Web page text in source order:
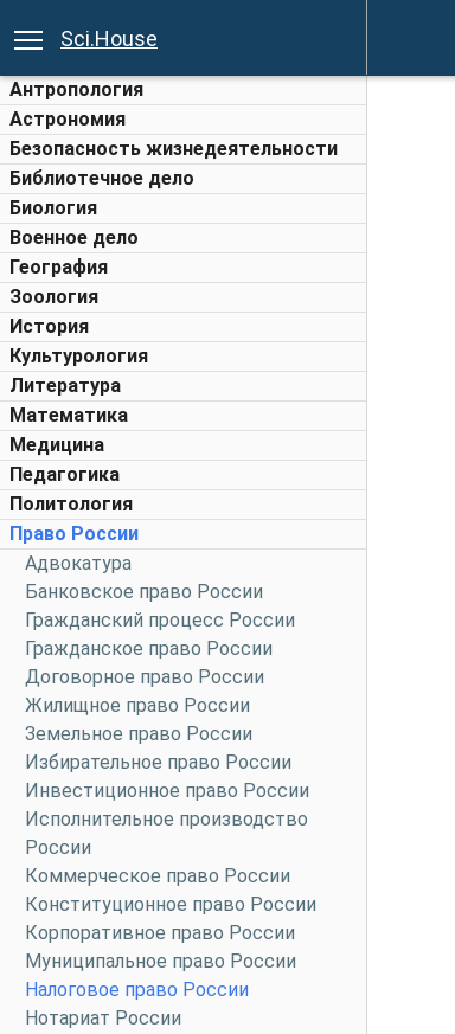
Sci.House
Антропология
Астрономия
Безопасность жизнедеятельности
Библиотечное дело
Биология
Военное дело
География
Зоология
История
Культурология
Литература
Математика
Медицина
Педагогика
Политология
Право России
Адвокатура
Банковское право России
Гражданский процесс России
Гражданское право России
Договорное право России
Жилищное право России
Земельное право России
Избирательное право России
Инвестиционное право России
Исполнительное производство
России
Коммерческое право России
Конституционное право России
Корпоративное право России
Муниципальное право России
Налоговое право России
Нотариат России